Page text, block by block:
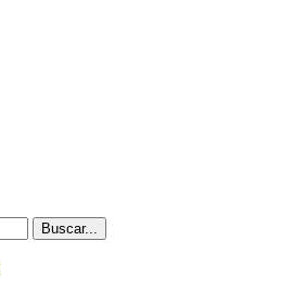
Buscar...